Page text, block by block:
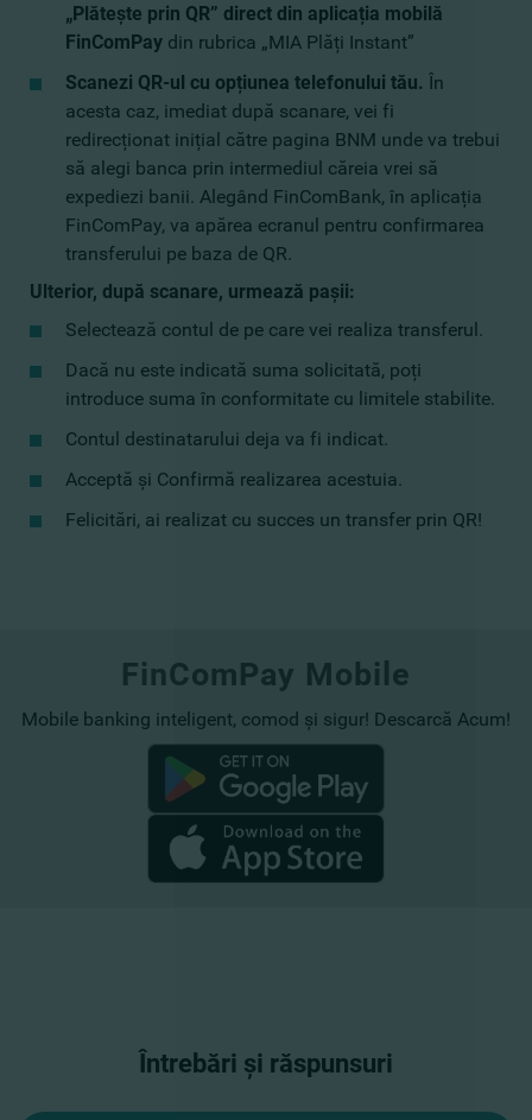
„Plătește prin QR” direct din aplicația mobilă
FinComPay din rubrica „MIA Plăți Instant”
Scanezi QR-ul cu opțiunea telefonului tău. În
acesta caz, imediat după scanare, vei fi
redirecționat inițial către pagina BNM unde va trebui
să alegi banca prin intermediul căreia vrei să
expediezi banii. Alegând FinComBank, în aplicația
FinComPay, va apărea ecranul pentru confirmarea
transferului pe baza de QR.
Ulterior, după scanare, urmează pașii:
Selectează contul de pe care vei realiza transferul.
Dacă nu este indicată suma solicitată, poți
introduce suma în conformitate cu limitele stabilite.
Contul destinatarului deja va fi indicat.
Acceptă și Confirmă realizarea acestuia.
Felicitări, ai realizat cu succes un transfer prin QR!
FinComPay Mobile
Mobile banking inteligent, comod și sigur! Descarcă Acum!
Întrebări și răspunsuri